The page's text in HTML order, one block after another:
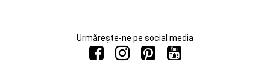
Urmărește-ne pe social media